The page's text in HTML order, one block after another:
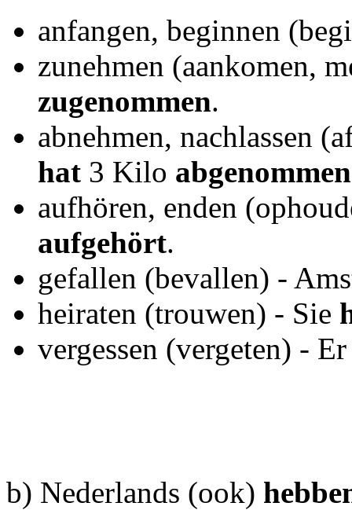
anfangen, beginnen
zunehmen (aankomen,
zugenommen.
abnehmen, nachlassen
hat 3 Kilo abgenommen
aufhören, enden
aufgehört.
gefallen (bevallen) -
heiraten (trouwen) - Sie
vergessen (vergeten) -
b) Nederlands (ook)